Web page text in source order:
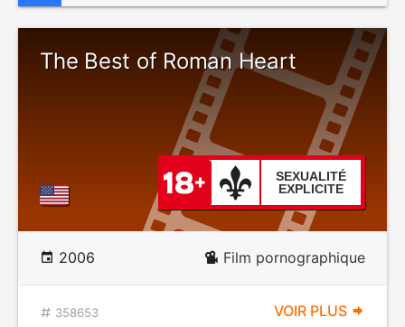
The Best of Roman Heart
SEXUALITÉ
EXPLICITE
2006 Film pornographique
358653 VOIR PLUS